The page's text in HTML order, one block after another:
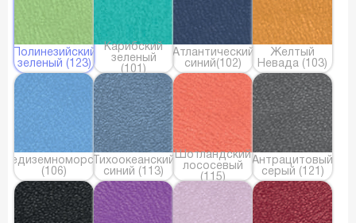
Полинезийский
зеленый (123)
Карибский
зеленый
(101)
Атлантический
синий(102)
Желтый
Невада (103)
(106)
Тихоокеанский
синий (113)
Шотландский
лососевый
(115)
Антрацитовый
серый (121)